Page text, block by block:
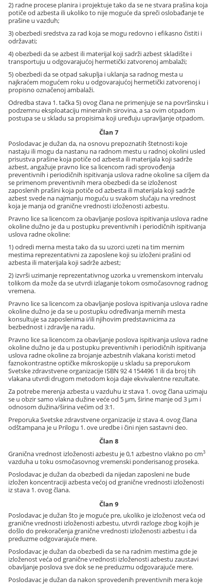
2) radne procese planira i projektuje tako da se ne stvara prašina koja
potiče od azbesta ili ukoliko to nije moguće da spreči oslobađanje te
prašine u vazduh;
3) obezbedi sredstva za rad koja se mogu redovno i efikasno čistiti i
održavati;
4) obezbedi da se azbest ili materijal koji sadrži azbest skladište i
transportuju u odgovarajućoj hermetički zatvorenoj ambalaži;
5) obezbedi da se otpad sakuplja i uklanja sa radnog mesta u
najkraćem mogućem roku u odgovarajućoj hermetički zatvorenoj i
propisno označenoj ambalaži.
Odredba stava 1. tačka 5) ovog člana ne primenjuje se na površinsku i
podzemnu eksploataciju mineralnih sirovina, a sa ovim otpadom
postupa se u skladu sa propisima koji uređuju upravljanje otpadom.
Član 7
Poslodavac je dužan da, na osnovu prepoznatih štetnosti koje
nastaju ili mogu da nastanu na radnom mestu u radnoj okolini usled
prisustva prašine koja potiče od azbesta ili materijala koji sadrže
azbest, angažuje pravno lice sa licencom radi sprovođenja
preventivnih i periodičnih ispitivanja uslova radne okoline sa ciljem da
se primenom preventivnih mera obezbedi da se izloženost
zaposlenih prašini koja potiče od azbesta ili materijala koji sadrže
azbest svede na najmanju moguću u svakom slučaju na vrednost
koja je manja od granične vrednosti izloženosti azbestu.
Pravno lice sa licencom za obavljanje poslova ispitivanja uslova radne
okoline dužno je da u postupku preventivnih i periodičnih ispitivanja
uslova radne okoline:
1) odredi merna mesta tako da su uzorci uzeti na tim mernim
mestima reprezentativni za zaposlene koji su izloženi prašini od
azbesta ili materijala koji sadrže azbest;
2) izvrši uzimanje reprezentativnog uzorka u vremenskom intervalu
tolikom da može da se utvrdi izlaganje tokom osmočasovnog radnog
vremena.
Pravno lice sa licencom za obavljanje poslova ispitivanja uslova radne
okoline dužno je da se u postupku određivanja mernih mesta
konsultuje sa zaposlenima i/ili njihovim predstavnicima za
bezbednost i zdravlje na radu.
Pravno lice sa licencom za obavljanje poslova ispitivanja uslova radne
okoline dužno je da u postupku preventivnih i periodičnih ispitivanja
uslova radne okoline za brojanje azbestnih vlakana koristi metod
faznokontrastne optičke mikroskopije u skladu sa preporukom
Svetske zdravstvene organizacije ISBN 92 4 154496 1 ili da broj tih
vlakana utvrdi drugom metodom koja daje ekvivalentne rezultate.
Za potrebe merenja azbesta u vazduhu iz stava 1. ovog člana uzimaju
se u obzir samo vlakna dužine veće od 5 µm, širine manje od 3 µm i
odnosom dužina/širina većim od 3:1.
Preporuka Svetske zdravstvene organizacije iz stava 4. ovog člana
odštampana je u Prilogu 1. ove uredbe i čini njen sastavni deo.
Član 8
Granična vrednost izloženosti azbestu je 0,1 azbestno vlakno po cm3
vazduha u toku osmočasovnog vremenski ponderisanog proseka.
Poslodavac je dužan da obezbedi da nijedan zaposleni ne bude
izložen koncentraciji azbesta većoj od granične vrednosti izloženosti
iz stava 1. ovog člana.
Član 9
Poslodavac je dužan što je moguće pre, ukoliko je izloženost veća od
granične vrednosti izloženosti azbestu, utvrdi razloge zbog kojih je
došlo do prekoračenja granične vrednosti izloženosti azbestu i da
preduzme odgovarajuće mere.
Poslodavac je dužan da obezbedi da se na radnim mestima gde je
izloženost veća od granične vrednosti izloženosti azbestu zaustavi
obavljanje poslova sve dok se ne preduzmu odgovarajuće mere.
Poslodavac je dužan da nakon sprovedenih preventivnih mera koje